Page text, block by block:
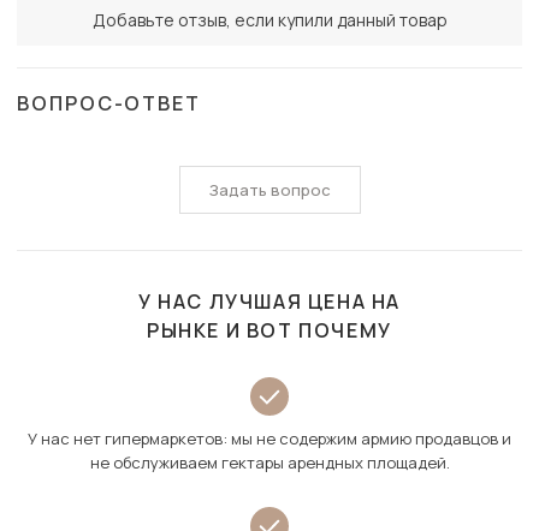
Добавьте отзыв, если купили данный товар
ВОПРОС-ОТВЕТ
Задать вопрос
У НАС ЛУЧШАЯ ЦЕНА НА
РЫНКЕ И ВОТ ПОЧЕМУ
У нас нет гипермаркетов: мы не содержим армию продавцов и
не обслуживаем гектары арендных площадей.